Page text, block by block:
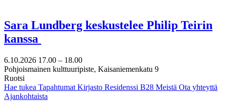
Sara Lundberg keskustelee Philip Teirin
kanssa
6.10.2026 17.00 – 18.00
Pohjoismainen kulttuuripiste, Kaisaniemenkatu 9
Ruotsi
Hae tukea Tapahtumat Kirjasto Residenssi B28 Meistä Ota yhteyttä
Ajankohtaista